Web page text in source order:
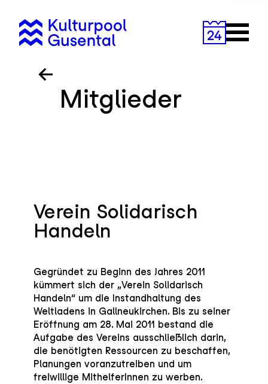
Inhalt
springen
Primary
Menu
Mitglieder
Verein Solidarisch
Handeln
Gegründet zu Beginn des Jahres 2011
kümmert sich der „Verein Solidarisch
Handeln“ um die Instandhaltung des
Weltladens in Gallneukirchen. Bis zu seiner
Eröffnung am 28. Mai 2011 bestand die
Aufgabe des Vereins ausschließlich darin,
die benötigten Ressourcen zu beschaffen,
Planungen voranzutreiben und um
freiwillige MithelferInnen zu werben.